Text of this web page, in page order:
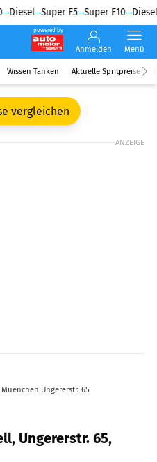
Diesel Super E5 Super E10 Diesel
powered by
Anmelden Menü
Wissen Tanken Aktuelle Spritpreise
vergleichen
ANZEIGE
Ungererstr. 65
Ungererstr. 65,